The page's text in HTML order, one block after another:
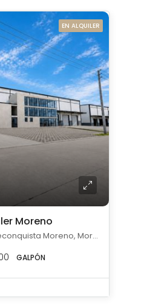
EN ALQUILER
Moreno
Parque Industrial Reconquista Moreno, Moreno, Moreno
GALPÓN